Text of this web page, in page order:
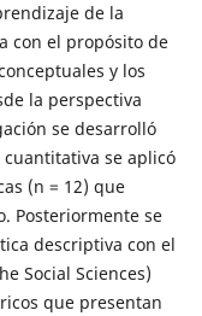
de la
con el propósito de
y los
la perspectiva
se desarrolló
se aplicó
(n = 12) que
Posteriormente se
descriptiva con el
Social Sciences)
que presentan